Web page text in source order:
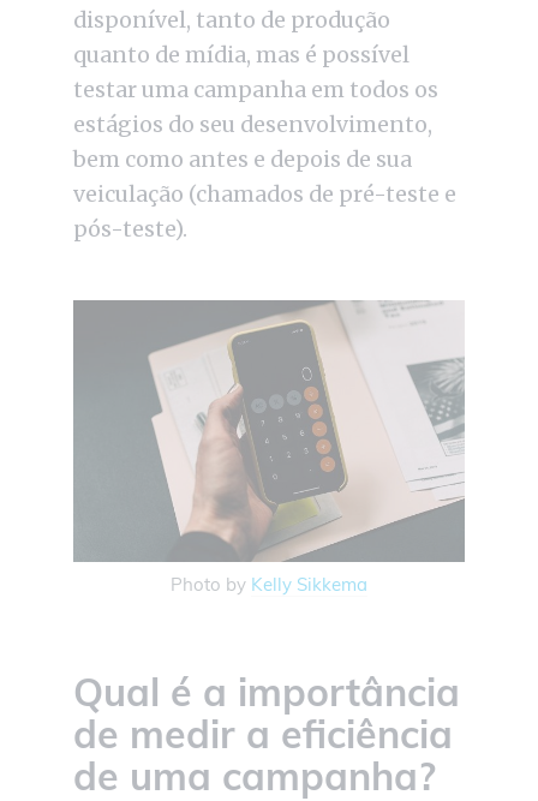
disponível, tanto de produção
quanto de mídia, mas é possível
testar uma campanha em todos os
estágios do seu desenvolvimento,
bem como antes e depois de sua
veiculação (chamados de pré-teste e
pós-teste).
Photo by Kelly Sikkema
Qual é a importância
de medir a eficiência
de uma campanha?